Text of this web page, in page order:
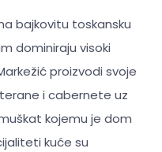
bajkovitu toskansku
dominiraju visoki
proizvodi svoje
i cabernete uz
kojemu je dom
kuće su